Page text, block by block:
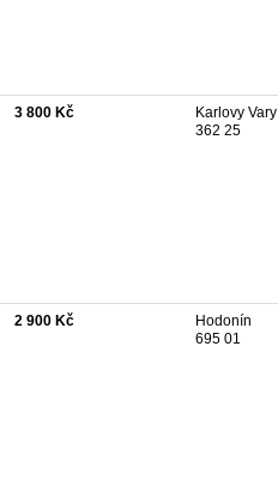
3 800 Kč
Karlovy Vary
362 25
2 900 Kč
Hodonín
695 01